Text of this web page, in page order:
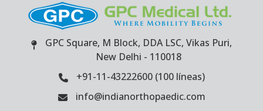
GPC Square, M Block, DDA LSC, Vikas Puri,
New Delhi - 110018
+91-11-43222600 (100 líneas)
info@indianorthopaedic.com